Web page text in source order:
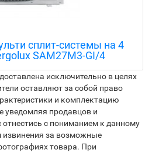
сплит-системы на 4
SAM27M3-GI/4
исключительно в целях
оставляют за собой право
и комплектацию
уведомляя продавцов и
с пониманием к данному
извинения за возможные
товара. При